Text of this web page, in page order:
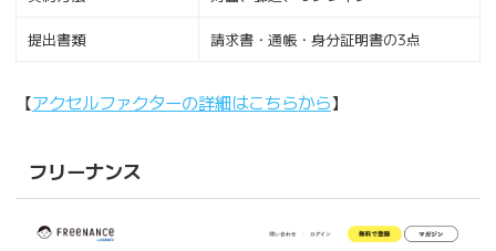
提出書類 請求書・通帳・身分証明書の3点
【アクセルファクターの詳細はこちらから】
フリーナンス